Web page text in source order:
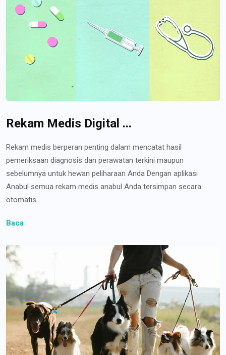
Rekam Medis Digital ...
Rekam medis berperan penting dalam mencatat hasil
pemeriksaan diagnosis dan perawatan terkini maupun
sebelumnya untuk hewan peliharaan Anda Dengan aplikasi
Anabul semua rekam medis anabul Anda tersimpan secara
otomatis...
Baca